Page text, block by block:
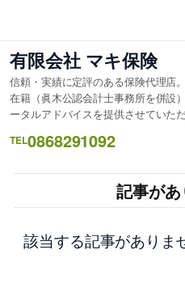
を
ス
キ
ッ
有限会社 マキ保険
信頼・実績に定評のある保険代理店
在籍（眞木公認会計士事務所を併設
ータルアドバイスを提供させていた
TEL0868291092
記事が
該当する記事がありま